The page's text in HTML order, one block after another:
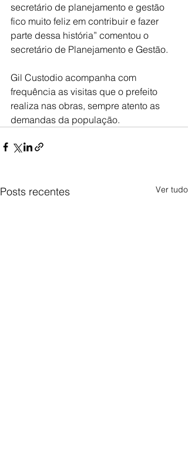
secretário de planejamento e gestão
fico muito feliz em contribuir e fazer
parte dessa história” comentou o
secretário de Planejamento e Gestão.
Gil Custodio acompanha com
frequência as visitas que o prefeito
realiza nas obras, sempre atento as
demandas da população.
Posts recentes Ver tudo